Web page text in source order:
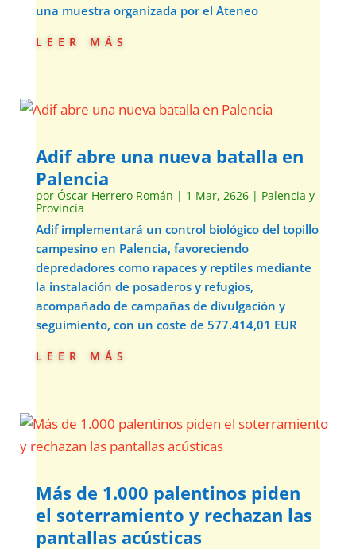
una muestra organizada por el Ateneo
leer más
Adif abre una nueva batalla en
Palencia
por Óscar Herrero Román | 1 Mar, 2626| Palencia y
Provincia
Adif implementará un control biológico del topillo
campesino en Palencia, favoreciendo
depredadores como rapaces y reptiles mediante
la instalación de posaderos y refugios,
acompañado de campañas de divulgación y
seguimiento, con un coste de 577.414,01 EUR
leer más
Más de 1.000 palentinos piden
el soterramiento y rechazan las
pantallas acústicas